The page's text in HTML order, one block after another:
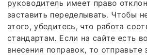
руководитель имеет право
заставить переделывать. Чтобы
этого, убедитесь, что работа
стандартам. Если на сайте есть
внесения поправок, то отправьте